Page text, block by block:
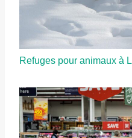
Refuges pour animaux à